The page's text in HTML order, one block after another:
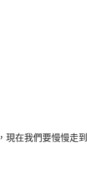
，現在我們要慢慢走到